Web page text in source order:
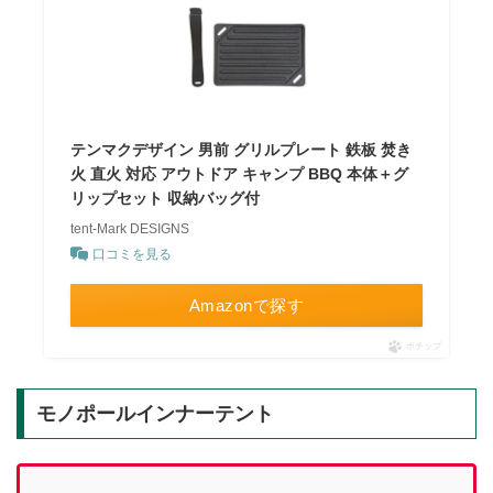
テンマクデザイン 男前 グリルプレート 鉄板 焚き
火 直火 対応 アウトドア キャンプ BBQ 本体＋グ
リップセット 収納バッグ付
tent-Mark DESIGNS
口コミを見る
Amazonで探す
ポチップ
モノポールインナーテント